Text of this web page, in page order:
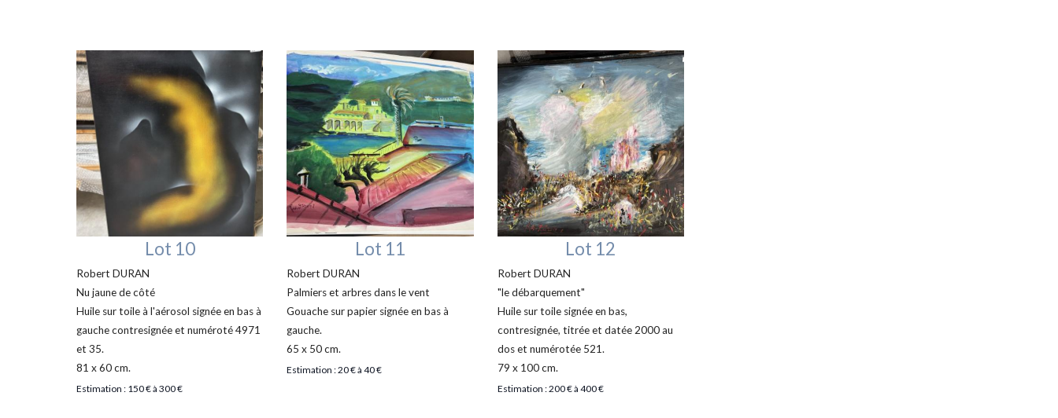
Lot 10
Robert DURAN
Nu jaune de côté
Huile sur toile à l'aérosol signée en bas à
gauche contresignée et numéroté 4971
et 35.
81 x 60 cm.
Estimation : 150 € à 300 €
Lot 11
Robert DURAN
Palmiers et arbres dans le vent
Gouache sur papier signée en bas à
gauche.
65 x 50 cm.
Estimation : 20 € à 40 €
Lot 12
Robert DURAN
"le débarquement"
Huile sur toile signée en bas,
contresignée, titrée et datée 2000 au
dos et numérotée 521.
79 x 100 cm.
Estimation : 200 € à 400 €